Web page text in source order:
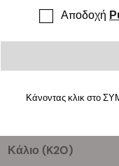
ακόλουθα συστατικά:
Υδατοδιαλυτό
Κάλιο (K2O)
Αποδοχή
Κάνοντας κλικ στο